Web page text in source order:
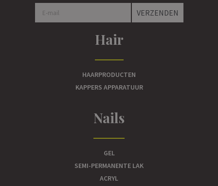
VERZENDEN
Hair
HAARPRODUCTEN
KAPPERS APPARATUUR
Nails
GEL
SEMI-PERMANENTE LAK
ACRYL